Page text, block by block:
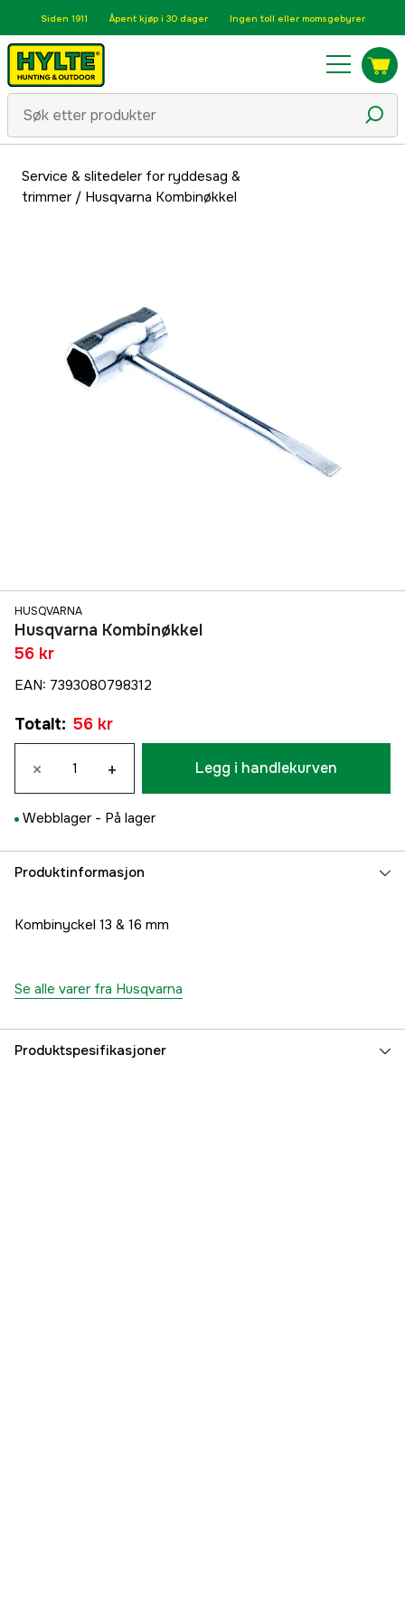
Siden 1911 Åpent kjøp i 30 dager Ingen toll eller momsgebyrer
Service & slitedeler for ryddesag &
trimmer/ Husqvarna Kombinøkkel
HUSQVARNA
Husqvarna Kombinøkkel
56 kr
EAN: 7393080798312
Totalt: 56 kr
× + Legg i handlekurven
Webblager - På lager
Produktinformasjon
Kombinyckel 13 & 16 mm
Se alle varer fra Husqvarna
Produktspesifikasjoner